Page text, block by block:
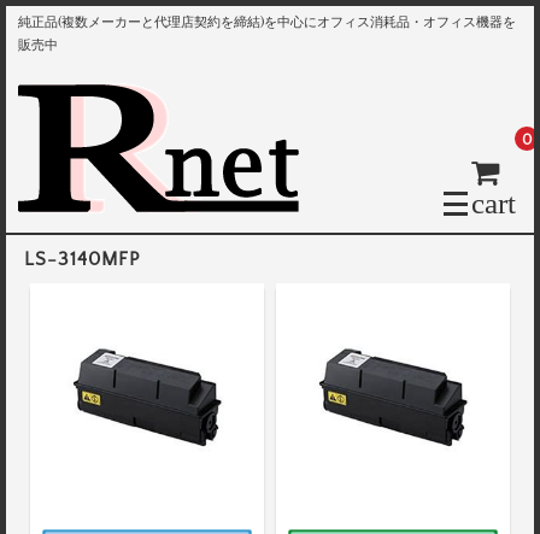
純正品(複数メーカーと代理店契約を締結)を中心にオフィス消耗品・オフィス機器を
販売中
cart
0
LS-3140MFP